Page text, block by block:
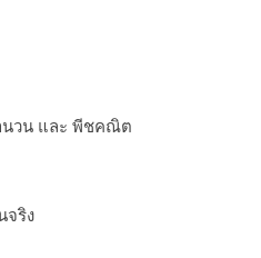
นวน และ พีชคณิต
จริง